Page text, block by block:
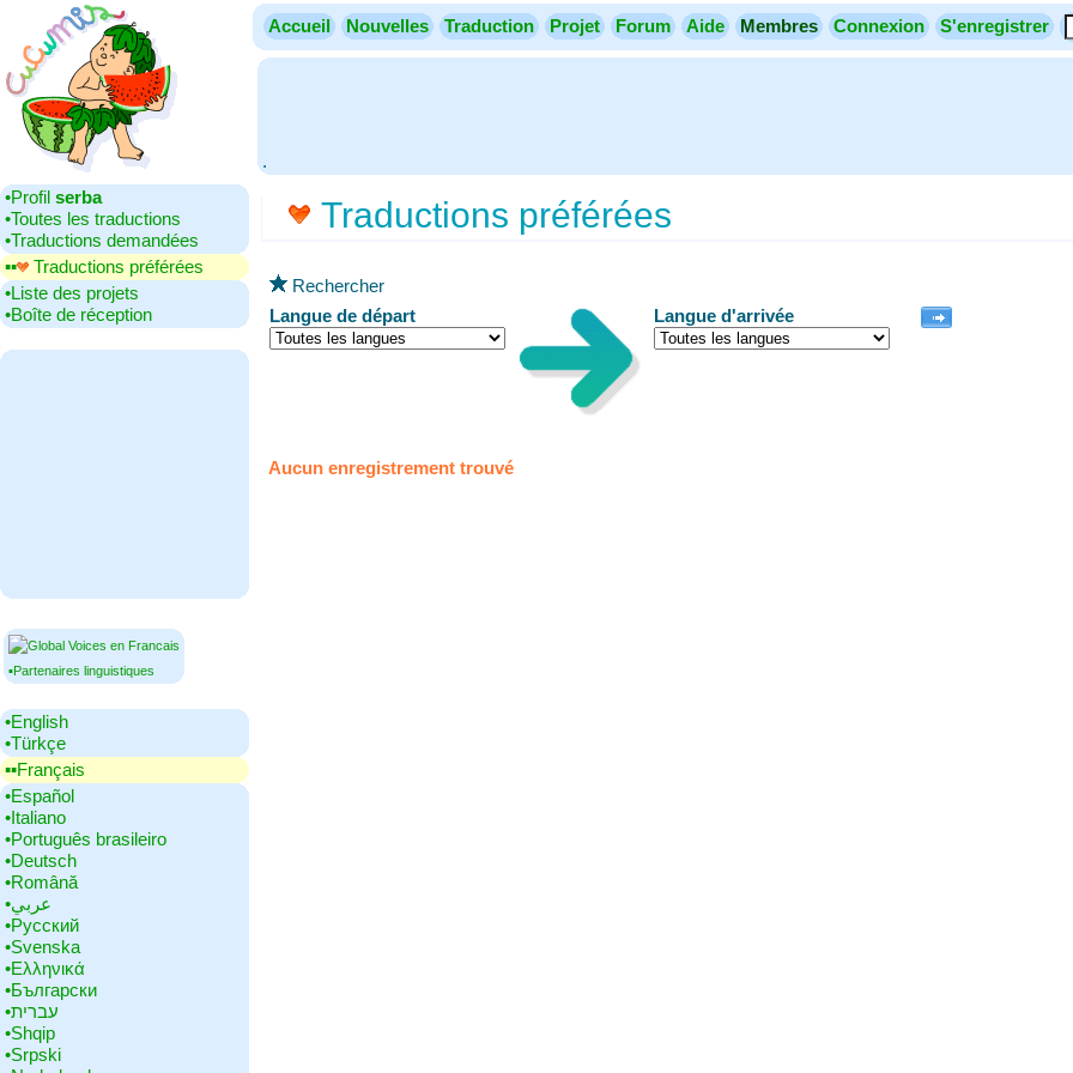
Accueil Nouvelles Traduction Projet Forum Aide Membres Connexion S'enregistrer
.
•‎Profil serba
•‎Toutes les traductions
•‎Traductions demandées
▪▪‎
Traductions préférées
•‎Liste des projets
•‎Boîte de réception
▪Partenaires linguistiques
•‎English
•‎Türkçe
▪▪‎Français
•‎Español
•‎Italiano
•‎Português brasileiro
•‎Deutsch
•‎Română
•‎عربي
•‎Русский
•‎Svenska
•‎Ελληνικά
•‎Български
•‎עברית
•‎Shqip
•‎Srpski
Traductions préférées
Rechercher
Langue de départ
Langue d'arrivée
Aucun enregistrement trouvé